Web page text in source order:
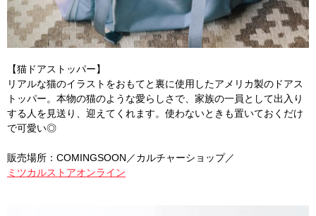
【猫ドアストッパー】
リアルな猫のイラストをおもてと裏に使用したアメリカ製のドアス
トッパー。本物の猫のような愛らしさで、家族の一員として出入り
する人を見送り、迎えてくれます。使わないときも置いておくだけ
で可愛い◎
販売場所：COMINGSOON／カルチャーショップ／
ミツカルストアオンライン